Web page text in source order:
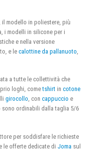
modello in poliestere, più
i modelli in silicone per i
e nella versione
e le calottine da pallanuoto,
a tutte le collettività che
loghi, cometshirt in cotone
girocollo, con cappuccio e
ordinabili dalla taglia 5/6
per soddisfare le richieste
le offerte dedicate di Joma sul